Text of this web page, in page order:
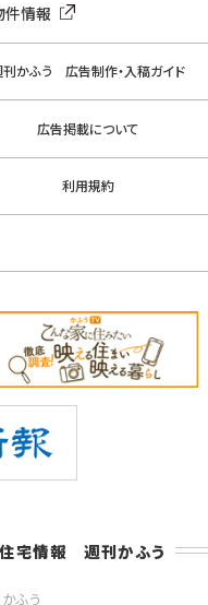
件情報
刊かふう 広告制作・入稿ガイド
広告掲載について
利用規約
住宅情報 週刊かふう
ふう